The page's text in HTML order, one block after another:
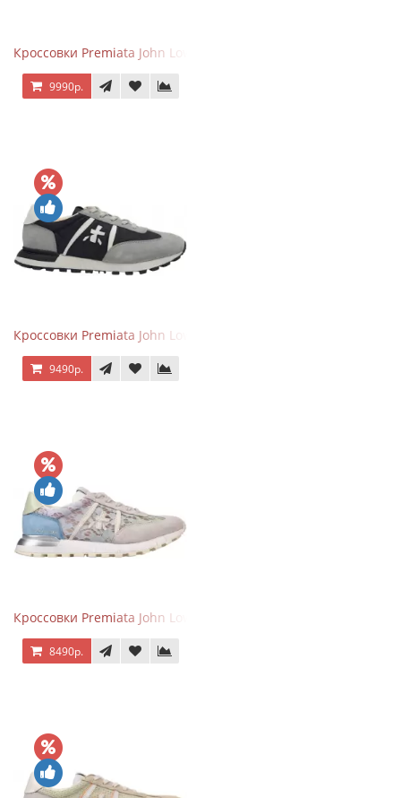
Кроссовки Premiata John Low Gray Pink
9990р.
Кроссовки Premiata John Low Grey Black
9490р.
Кроссовки Premiata John Low Lace Blue Beige
8490р.